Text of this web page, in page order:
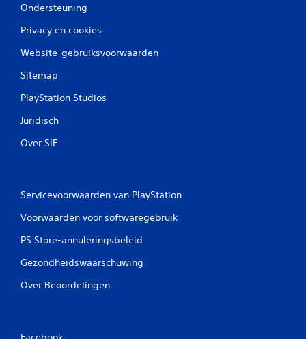
Ondersteuning
Privacy en cookies
Website-gebruiksvoorwaarden
Sitemap
PlayStation Studios
Juridisch
Over SIE
Servicevoorwaarden van PlayStation
Voorwaarden voor softwaregebruik
PS Store-annuleringsbeleid
Gezondheidswaarschuwing
Over Beoordelingen